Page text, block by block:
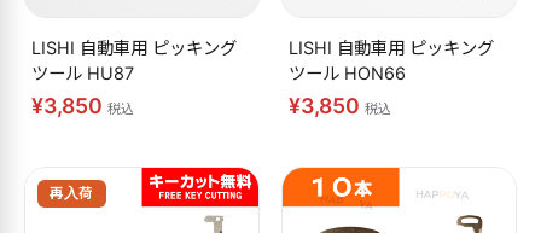
LISHI 自動車用 ピッキング
ツール HU87
¥3,850 税込
LISHI 自動車用 ピッキング
ツール HON66
¥3,850 税込
再入荷